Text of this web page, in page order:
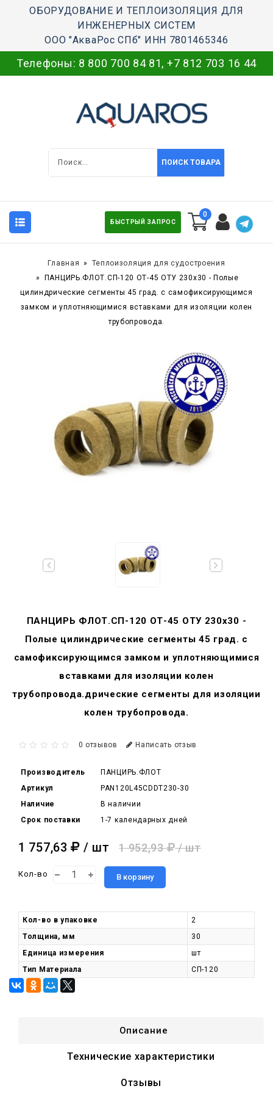
ОБОРУДОВАНИЕ И ТЕПЛОИЗОЛЯЦИЯ ДЛЯ
ИНЖЕНЕРНЫХ СИСТЕМ
ООО "АкваРос СПб" ИНН 7801465346
Телефоны: 8 800 700 84 81, +7 812 703 16 44
ПОИСК ТОВАРА
БЫСТРЫЙ ЗАПРОС
0
Главная
Теплоизоляция для судостроения
ПАНЦИРЬ.ФЛОТ.СП-120 ОТ-45 ОТУ 230x30 - Полые
цилиндрические сегменты 45 град. с самофиксирующимся
замком и уплотняющимися вставками для изоляции колен
трубопровода.
ПАНЦИРЬ ФЛОТ.СП-120 ОТ-45 ОТУ 230x30 -
Полые цилиндрические сегменты 45 град. с
самофиксирующимся замком и уплотняющимися
вставками для изоляции колен
трубопровода.дрические сегменты для изоляции
колен трубопровода.
0 отзывов Написать отзыв
Производитель
ПАНЦИРЬ.ФЛОТ
Артикул
PAN120L45CDDT230-30
Наличие
В наличии
Срок поставки
1-7 календарных дней
1 757,63 / шт 1 952,93 / шт
Кол-во В корзину
Кол-во в упаковке
2
Толщина, мм
30
Единица измерения
шт
Тип Материала
СП-120
Описание
Технические характеристики
Отзывы